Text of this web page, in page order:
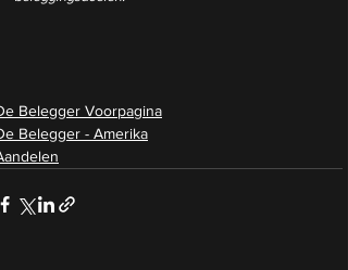
Belegger Voorpagina
Belegger - Amerika